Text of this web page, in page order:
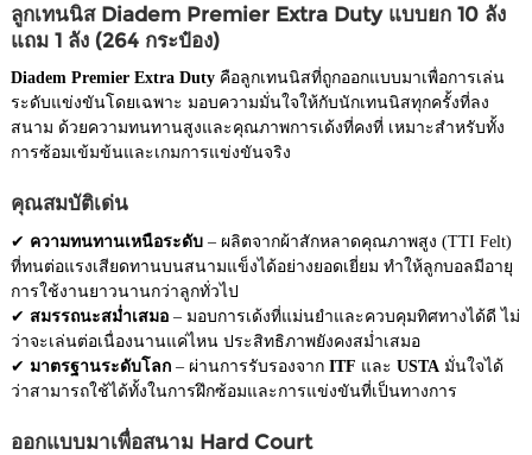
ลูกเทนนิส Diadem Premier Extra Duty แบบยก 10 ลัง
แถม 1 ลัง (264 กระป๋อง)
Diadem Premier Extra Duty คือลูกเทนนิสที่ถูกออกแบบมาเพื่อการเล่น
ระดับแข่งขันโดยเฉพาะ มอบความมั่นใจให้กับนักเทนนิสทุกครั้งที่ลง
สนาม ด้วยความทนทานสูงและคุณภาพการเด้งที่คงที่ เหมาะสำหรับทั้ง
การซ้อมเข้มข้นและเกมการแข่งขันจริง
คุณสมบัติเด่น
✔ ความทนทานเหนือระดับ – ผลิตจากผ้าสักหลาดคุณภาพสูง (TTI Felt)
ที่ทนต่อแรงเสียดทานบนสนามแข็งได้อย่างยอดเยี่ยม ทำให้ลูกบอลมีอายุ
การใช้งานยาวนานกว่าลูกทั่วไป
✔ สมรรถนะสม่ำเสมอ – มอบการเด้งที่แม่นยำและควบคุมทิศทางได้ดี ไม่
ว่าจะเล่นต่อเนื่องนานแค่ไหน ประสิทธิภาพยังคงสม่ำเสมอ
✔ มาตรฐานระดับโลก – ผ่านการรับรองจาก ITF และ USTA มั่นใจได้
ว่าสามารถใช้ได้ทั้งในการฝึกซ้อมและการแข่งขันที่เป็นทางการ
ออกแบบมาเพื่อสนาม Hard Court